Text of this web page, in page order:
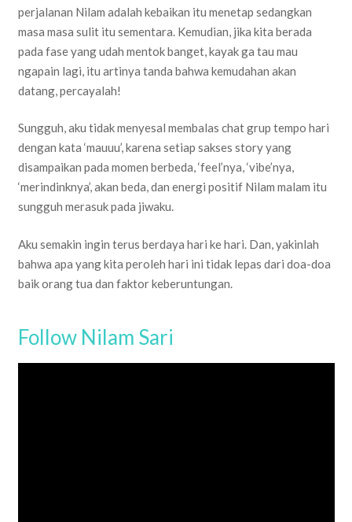
perjalanan Nilam adalah kebaikan itu menetap sedangkan
masa masa sulit itu sementara. Kemudian, jika kita berada
pada fase yang udah mentok banget, kayak ga tau mau
ngapain lagi, itu artinya tanda bahwa kemudahan akan
datang, percayalah!
Sungguh, aku tidak menyesal membalas chat grup tempo hari
dengan kata ‘mauuu’, karena setiap sakses story yang
disampaikan pada momen berbeda, ‘feel’nya, ‘vibe’nya,
‘merindinknya’, akan beda, dan energi positif Nilam malam itu
sungguh merasuk pada jiwaku.
Aku semakin ingin terus berdaya hari ke hari. Dan, yakinlah
bahwa apa yang kita peroleh hari ini tidak lepas dari doa-doa
baik orang tua dan faktor keberuntungan.
Follow Nilam Sari